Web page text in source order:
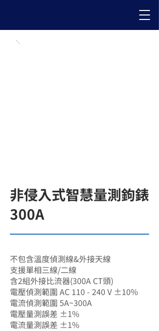
非侵入式智慧量測鉤錶
300A
不包含溫度偵測線&外接天線
支援單相三線/二線
含2組外接比流器(300A CT頭)
電壓偵測範圍 AC 110 - 240 V ±10%
電流偵測範圍 5A~300A
電壓量測誤差 ±1%
電流量測誤差 ±1%